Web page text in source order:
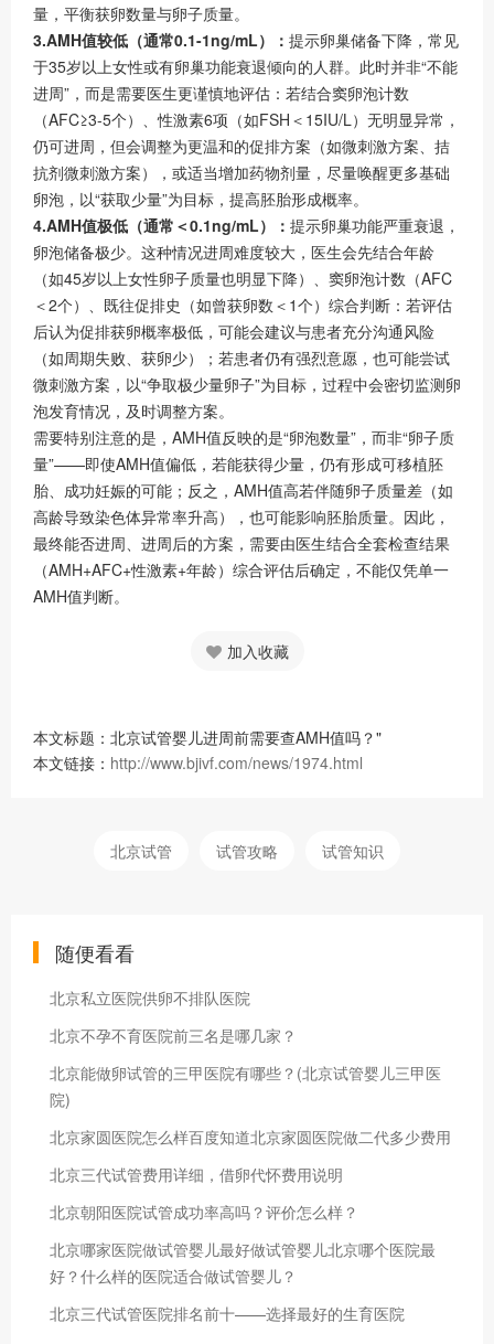
量，平衡获卵数量与卵子质量。
3.AMH值较低（通常0.1-1ng/mL）： 提示卵巢储备下降，常见
于35岁以上女性或有卵巢功能衰退倾向的人群。此时并非“不能
进周” ，而是需要医生更谨慎地评估：若结合窦卵泡计数
（AFC≥3-5个）、性激素6项（如FSH ＜ 15IU/L）无明显异常，
仍可进周，但会调整为更温和的促排方案（如微刺激方案、拮
抗剂微刺激方案），或适当增加药物剂量，尽量唤醒更多基础
卵泡，以“获取少量”为目标，提高胚胎形成概率。
4.AMH值极低（通常＜0.1ng/mL）： 提示卵巢功能严重衰退，
卵泡储备极少。这种情况进周难度较大，医生会先结合年龄
（如45岁以上女性卵子质量也明显下降）、窦卵泡计数（AFC
＜2个）、既往促排史（如曾获卵数＜ 1个）综合判断：若评估
后认为促排获卵概率极低，可能会建议与患者充分沟通风险
（如周期失败、获卵少）；若患者仍有强烈意愿，也可能尝试
微刺激方案，以“争取极少量卵子”为目标，过程中会密切监测卵
泡发育情况，及时调整方案。
需要特别注意的是， AMH值反映的是“卵泡数量” ，而非“卵子质
量”——即使AMH值偏低，若能获得少量，仍有形成可移植胚
胎、成功妊娠的可能；反之， AMH值高若伴随卵子质量差（如
高龄导致染色体异常率升高），也可能影响胚胎质量。因此，
最终能否进周、进周后的方案，需要由医生结合全套检查结果
（AMH+AFC+性激素+年龄）综合评估后确定，不能仅凭单一
AMH值判断。
加入收藏
本文标题：北京试管婴儿进周前需要查AMH值吗？"
本文链接： http://www.bjivf.com/news/1974.html
北京试管 试管攻略 试管知识
随便看看
北京私立医院供卵不排队医院
北京不孕不育医院前三名是哪几家？
北京能做卵试管的三甲医院有哪些？(北京试管婴儿三甲医
院)
北京家圆医院怎么样百度知道北京家圆医院做二代多少费用
北京三代试管费用详细，借卵代怀费用说明
北京朝阳医院试管成功率高吗？评价怎么样？
北京哪家医院做试管婴儿最好做试管婴儿北京哪个医院最
好？什么样的医院适合做试管婴儿？
北京三代试管医院排名前十——选择最好的生育医院